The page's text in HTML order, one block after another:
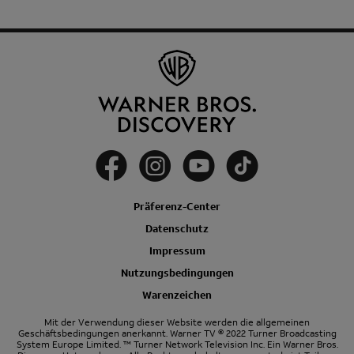
Präferenz-Center
Datenschutz
Impressum
Nutzungsbedingungen
Warenzeichen
Mit der Verwendung dieser Website werden die allgemeinen
Geschäftsbedingungen anerkannt. Warner TV © 2022 Turner Broadcasting
System Europe Limited.™ Turner Network Television Inc. Ein Warner Bros.